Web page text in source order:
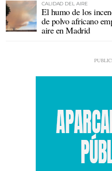
CALIDAD DEL AIRE
El humo de los
de polvo africano
aire en Madrid